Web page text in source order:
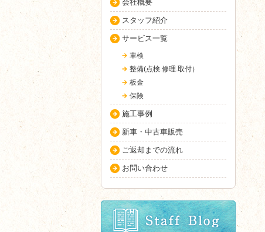
会社概要
スタッフ紹介
サービス一覧
車検
整備(点検.修理.取付）
板金
保険
施工事例
新車・中古車販売
ご返却までの流れ
お問い合わせ